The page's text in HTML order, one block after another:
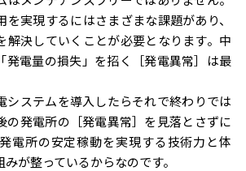
エネル
ギーの
ソリュ
ーショ
ン
実現するにはさまざまな課題があり、
解決していくことが必要となります。中
発電量の損失」を招く［発電異常］は最
システムを導入したらそれで終わりでは
の発電所の［発電異常］を見落とさずに
電所の安定稼動を実現する技術力と体
が整っているからなのです。